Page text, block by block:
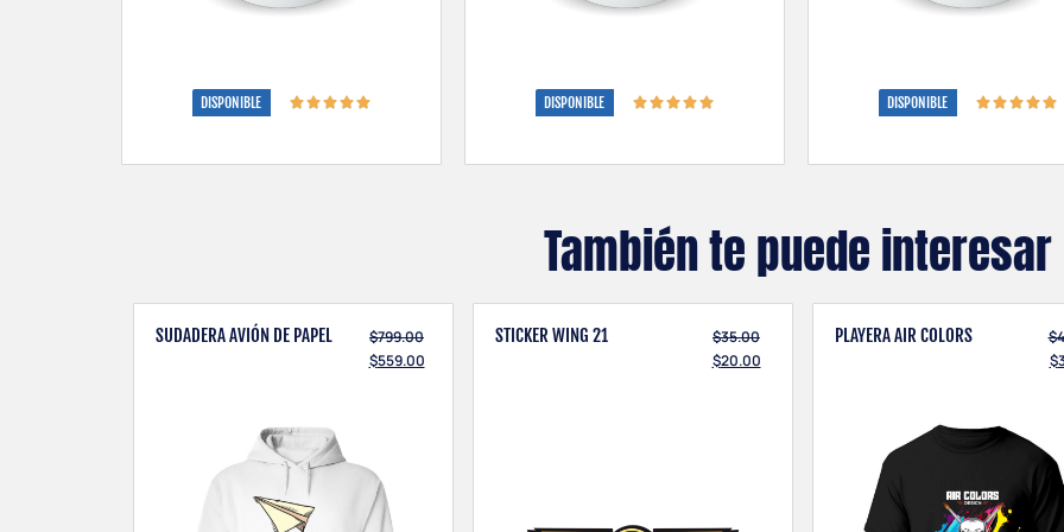
DISPONIBLE DISPONIBLE DISPONIBLE
También te puede interesar
SUDADERA AVIÓN DE PAPEL $799.00
$559.00
STICKER WING 21 $35.00
$20.00
PLAYERA AIR COLORS $
$